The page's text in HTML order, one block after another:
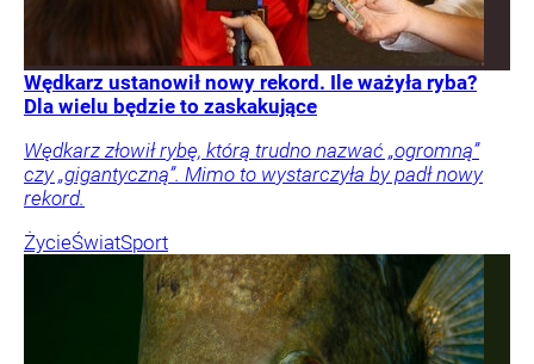
Wędkarz ustanowił nowy rekord. Ile ważyła ryba?
Dla wielu będzie to zaskakujące
Wędkarz złowił rybę, którą trudno nazwać „ogromną”
czy „gigantyczną”. Mimo to wystarczyła by padł nowy
rekord.
ŻycieŚwiatSport